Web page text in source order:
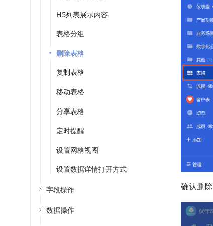
H5列表展示内容
表格分组
删除表格
复制表格
移动表格
分享表格
定时提醒
设置网格视图
设置数据详情打开方式
字段操作
数据操作
确认删